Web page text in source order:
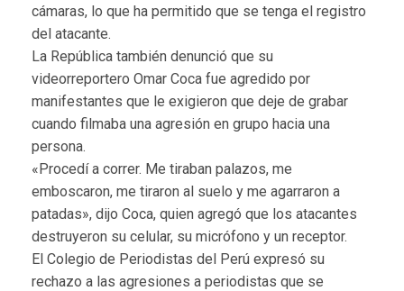
cámaras, lo que ha permitido que se tenga el registro
del atacante.
La República también denunció que su
videorreportero Omar Coca fue agredido por
manifestantes que le exigieron que deje de grabar
cuando filmaba una agresión en grupo hacia una
persona.
«Procedí a correr. Me tiraban palazos, me
emboscaron, me tiraron al suelo y me agarraron a
patadas», dijo Coca, quien agregó que los atacantes
destruyeron su celular, su micrófono y un receptor.
El Colegio de Periodistas del Perú expresó su
rechazo a las agresiones a periodistas que se